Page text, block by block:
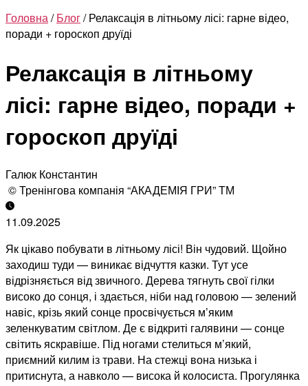
Головна/Блог/ Релаксація в літньому лісі: гарне відео,
поради + гороскоп друїді
Релаксація в літньому
лісі: гарне відео, поради +
гороскоп друїді
Галюк Константин
© Тренінгова компанія “АКАДЕМІЯ ГРИ” ТМ
11.09.2025
Як цікаво побувати в літньому лісі! Він чудовий. Щойно
заходиш туди — виникає відчуття казки. Тут усе
відрізняється від звичного. Дерева тягнуть свої гілки
високо до сонця, і здається, ніби над головою — зелений
навіс, крізь який сонце просвічується м’яким
зеленкуватим світлом. Де є відкриті галявини — сонце
світить яскравіше. Під ногами стелиться м’який,
приємний килим із трави. На стежці вона низька і
притиснута, а навколо — висока й колосиста. Прогулянка